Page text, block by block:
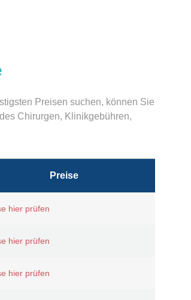
Preisen suchen, können Sie
Chirurgen, Klinikgebühren,
Preise
hier prüfen
hier prüfen
hier prüfen